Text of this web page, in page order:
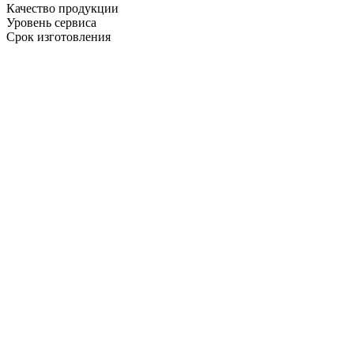
Качество продукции
Уровень сервиса
Срок изготовления